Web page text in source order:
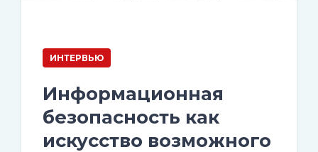
ИНТЕРВЬЮ
Информационная
безопасность как
искусство возможного